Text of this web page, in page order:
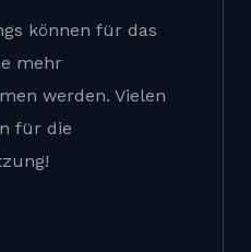
können für das
mehr
werden. Vielen
für die